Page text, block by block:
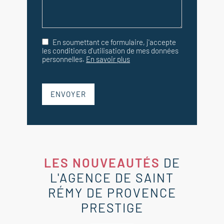
En soumettant ce formulaire, j'accepte
les conditions d'utilisation de mes données
personnelles. En savoir plus
ENVOYER
LES NOUVEAUTÉS DE
L'AGENCE DE SAINT
RÉMY DE PROVENCE
PRESTIGE